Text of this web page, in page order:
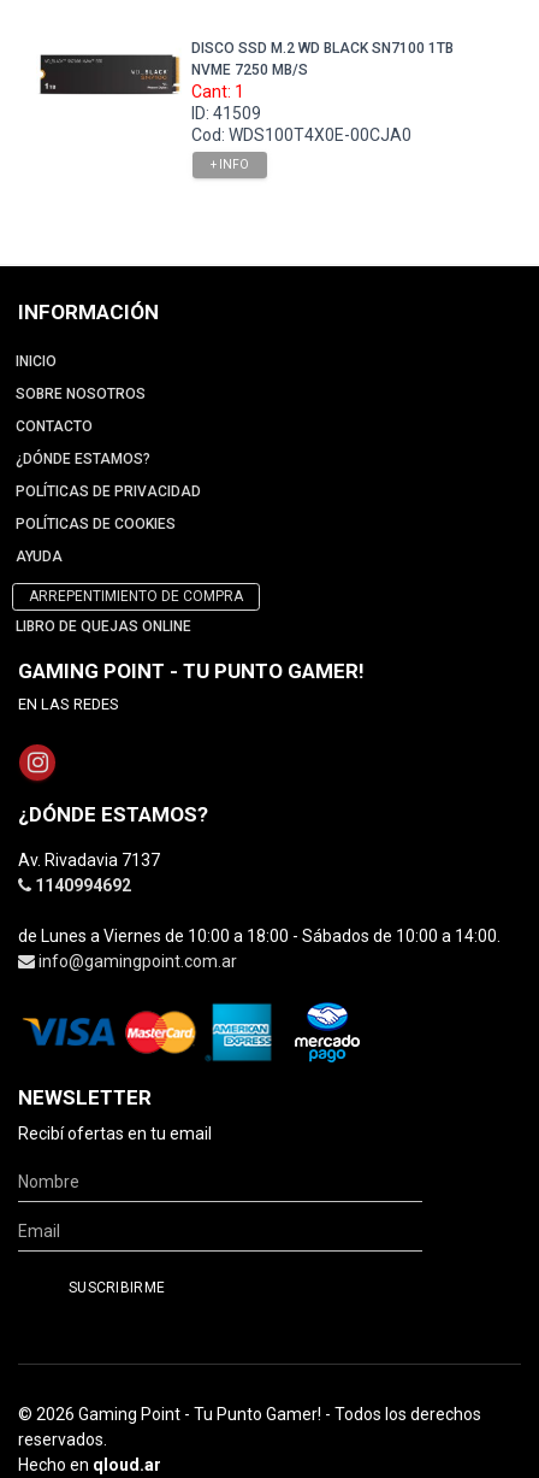
DISCO SSD M.2 WD BLACK SN7100 1TB
NVME 7250 MB/S
Cant: 1
ID: 41509
Cod: WDS100T4X0E-00CJA0
+ INFO
INFORMACIÓN
INICIO
SOBRE NOSOTROS
CONTACTO
¿DÓNDE ESTAMOS?
POLÍTICAS DE PRIVACIDAD
POLÍTICAS DE COOKIES
AYUDA
ARREPENTIMIENTO DE COMPRA
LIBRO DE QUEJAS ONLINE
GAMING POINT - TU PUNTO GAMER!
EN LAS REDES
¿DÓNDE ESTAMOS?
Av. Rivadavia 7137
1140994692
de Lunes a Viernes de 10:00 a 18:00 - Sábados de 10:00 a 14:00.
info@gamingpoint.com.ar
NEWSLETTER
Recibí ofertas en tu email
© 2026 Gaming Point - Tu Punto Gamer! - Todos los derechos
reservados.
Hecho en qloud.ar